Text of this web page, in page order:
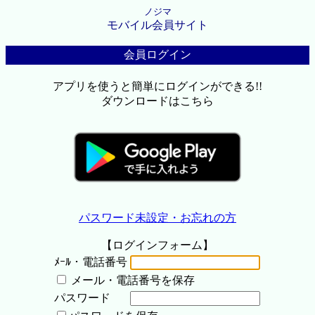
ノジマ
モバイル会員サイト
会員ログイン
アプリを使うと簡単にログインができる!!
ダウンロードはこちら
パスワード未設定・お忘れの方
【ログインフォーム】
ﾒｰﾙ・電話番号
メール・電話番号を保存
パスワード